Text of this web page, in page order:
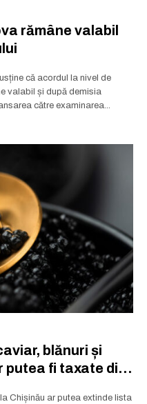
rămâne valabil
că acordul la nivel de
valabil și după demisia
către examinarea...
blănuri și
putea fi taxate din
Chișinău ar putea extinde lista